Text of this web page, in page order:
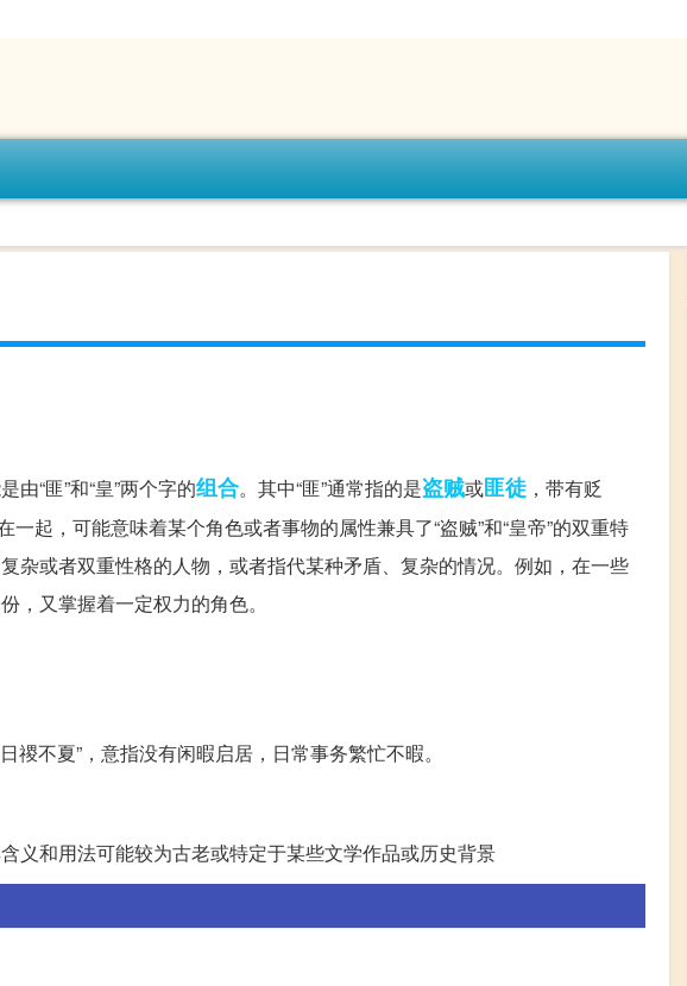
“匪”和“皇”两个字的组合。其中“匪”通常指的是盗贼或匪徒 ，带有贬
起，可能意味着某个角色或者事物的属性兼具了“盗贼”和“皇帝”的双重特
杂或者双重性格的人物，或者指代某种矛盾、复杂的情况。例如，在一些
，又掌握着一定权力的角色。
禝不夏”，意指没有闲暇启居，日常事务繁忙不暇。
义和用法可能较为古老或特定于某些文学作品或历史背景